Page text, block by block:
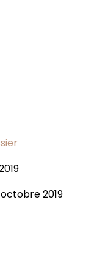
2019